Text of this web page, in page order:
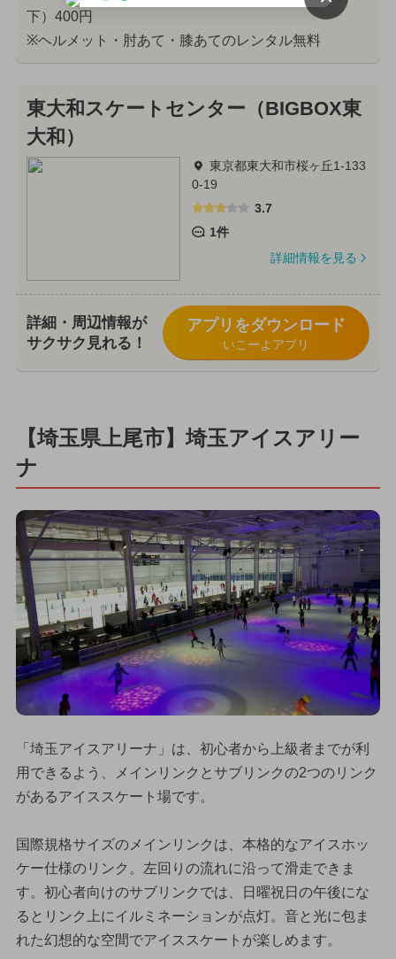
下）400円
※ヘルメット・肘あて・膝あてのレンタル無料
東大和スケートセンター（BIGBOX東
大和）
東京都東大和市桜ヶ丘1-133
0-19
3.7
1件
詳細情報を見る
詳細・周辺情報が
サクサク見れる！
アプリをダウンロード
いこーよアプリ
【埼玉県上尾市】埼玉アイスアリー
ナ
「埼玉アイスアリーナ」は、初心者から上級者までが利
用できるよう、メインリンクとサブリンクの2つのリンク
があるアイススケート場です。
国際規格サイズのメインリンクは、本格的なアイスホッ
ケー仕様のリンク。左回りの流れに沿って滑走できま
す。初心者向けのサブリンクでは、日曜祝日の午後にな
るとリンク上にイルミネーションが点灯。音と光に包ま
れた幻想的な空間でアイススケートが楽しめます。